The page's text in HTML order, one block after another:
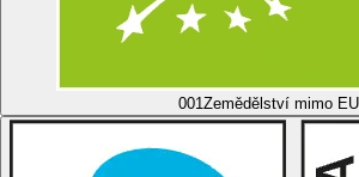
001Zemědělství mimo EU